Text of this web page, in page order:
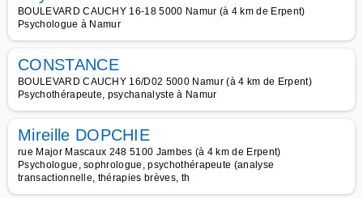
BOULEVARD CAUCHY 16-18 5000 Namur (à 4 km de Erpent)
Psychologue à Namur
CONSTANCE
BOULEVARD CAUCHY 16/D02 5000 Namur (à 4 km de Erpent)
Psychothérapeute, psychanalyste à Namur
Mireille DOPCHIE
rue Major Mascaux 248 5100 Jambes (à 4 km de Erpent)
Psychologue, sophrologue, psychothérapeute (analyse
transactionnelle, thérapies brèves, th